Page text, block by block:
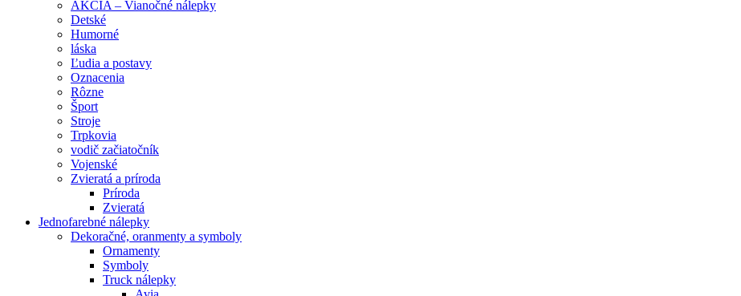
AKCIA – Vianočné nálepky
Detské
Humorné
láska
Ľudia a postavy
Oznacenia
Rôzne
Šport
Stroje
Trpkovia
vodič začiatočník
Vojenské
Zvieratá a príroda
Príroda
Zvieratá
Jednofarebné nálepky
Dekoračné, oranmenty a symboly
Ornamenty
Symboly
Truck nálepky